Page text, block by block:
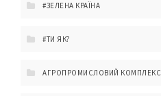
#ЗЕЛЕНА КРАЇНА
#ТИ ЯК?
АГРОПРОМИСЛОВИЙ КОМПЛЕКС